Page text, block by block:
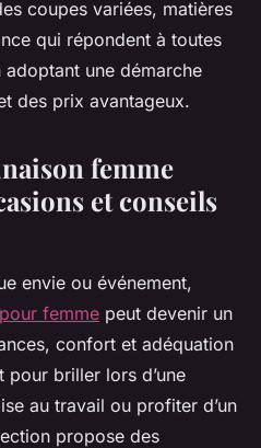
coupes variées, matières
qui répondent à toutes
une démarche
des prix avantageux.
femme
et conseils
envie ou événement,
femme peut devenir un
confort et adéquation
briller lors d’une
au travail ou profiter d’un
propose des